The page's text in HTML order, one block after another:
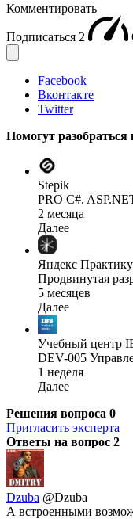
Комментировать
Подписаться 2
Facebook
Вконтакте
Twitter
Помогут разобраться
Stepik
PRO C#.
2 месяца
Далее
Яндекс
Продвинутая
5 месяцев
Далее
Учебный центр
DEV-005
1 неделя
Далее
Решения вопроса 0
Пригласить эксперта
Ответы на вопрос 2
Dzuba @Dzuba
А встроенными